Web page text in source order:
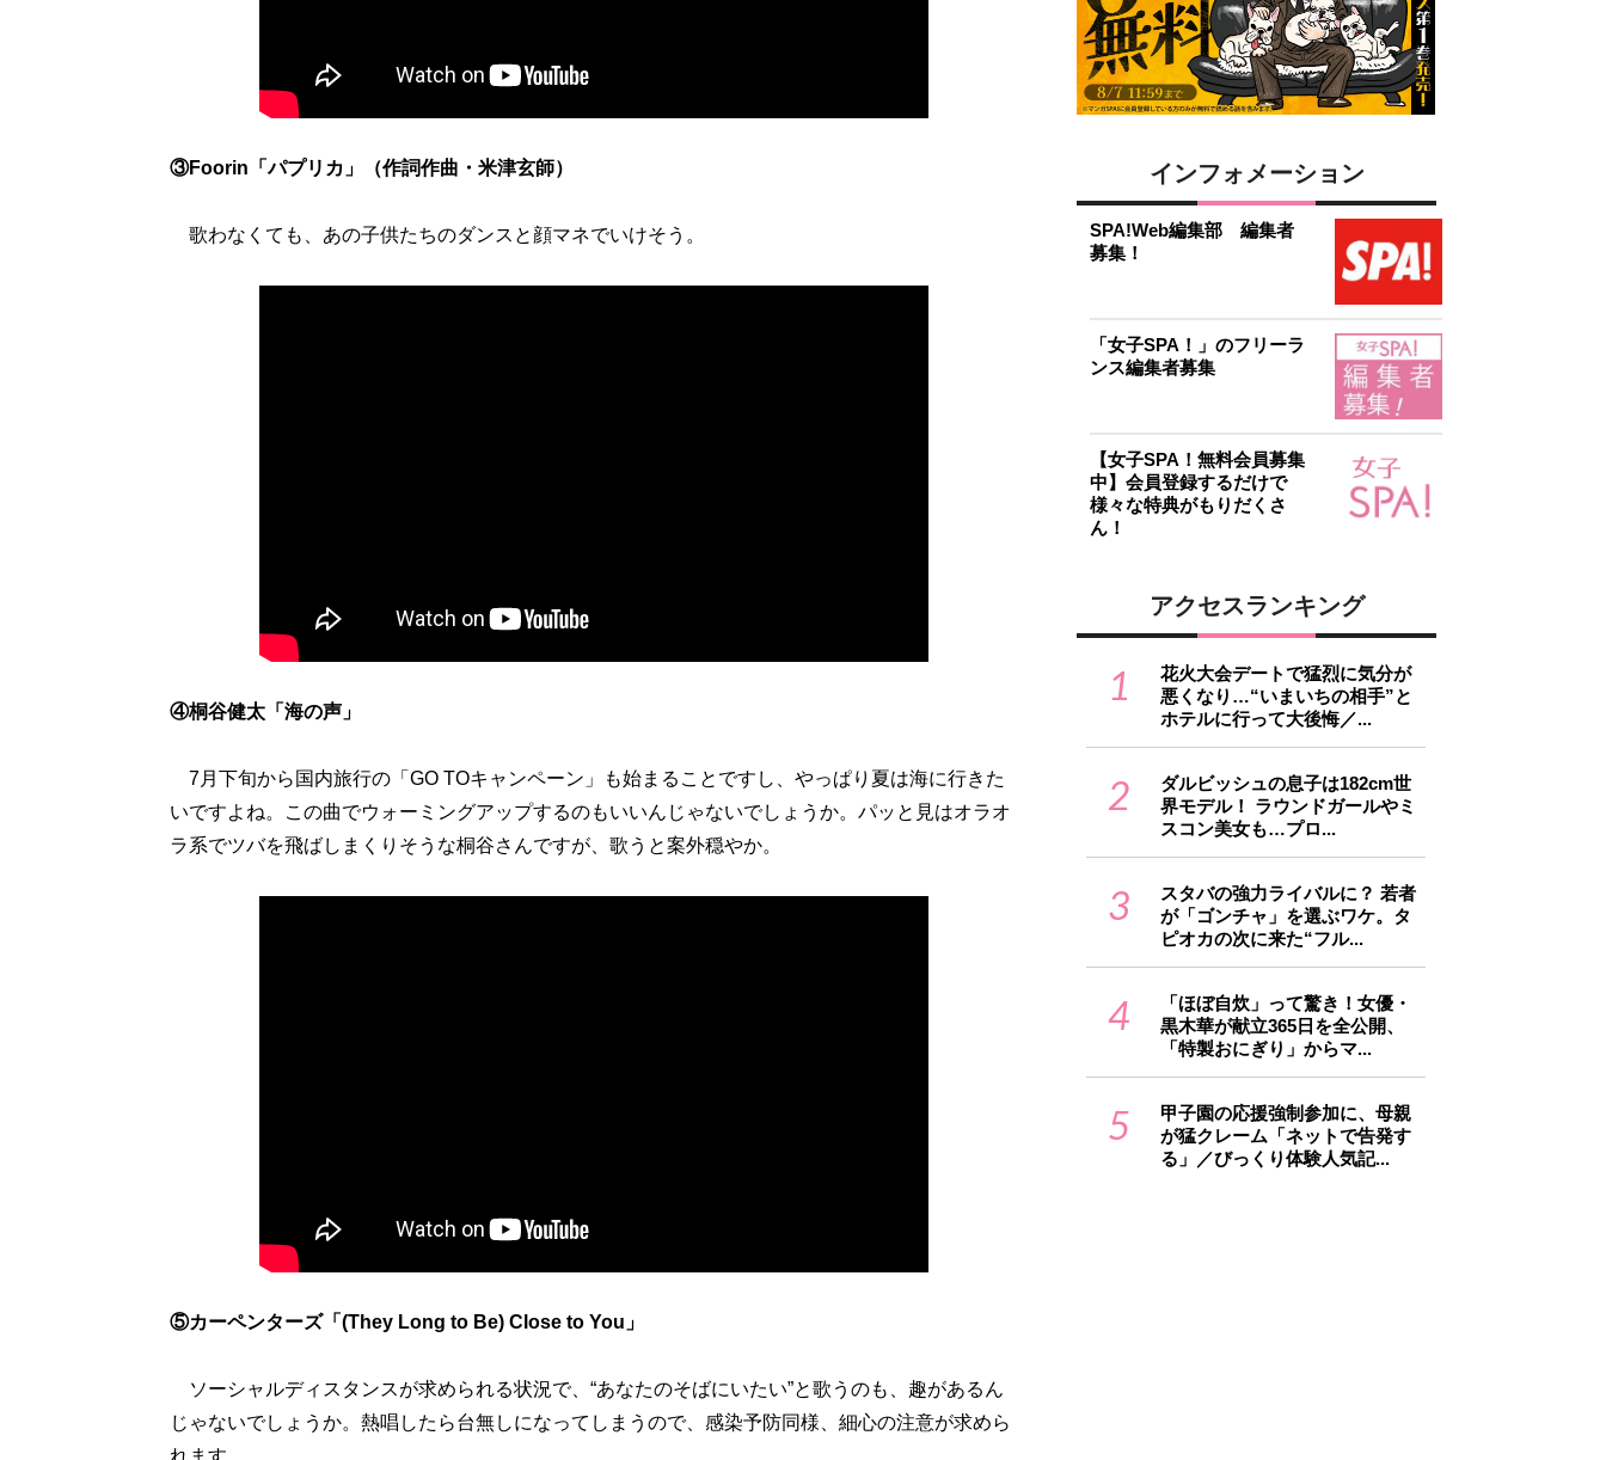
③Foorin「パプリカ」（作詞作曲・米津玄師）
歌わなくても、あの子供たちのダンスと顔マネでいけそう。
④桐谷健太「海の声」
7月下旬から国内旅行の「GO TOキャンペーン」も始まることですし、やっぱり夏は海に行きた
いですよね。この曲でウォーミングアップするのもいいんじゃないでしょうか。パッと見はオラオ
ラ系でツバを飛ばしまくりそうな桐谷さんですが、歌うと案外穏やか。
⑤カーペンターズ「(They Long to Be) Close to You」
ソーシャルディスタンスが求められる状況で、“あなたのそばにいたい”と歌うのも、趣があるん
じゃないでしょうか。熱唱したら台無しになってしまうので、感染予防同様、細心の注意が求めら
れます。
インフォメーション
SPA!Web編集部 編集者
募集！
「女子SPA！」のフリーラ
ンス編集者募集
【女子SPA！無料会員募集
中】会員登録するだけで
様々な特典がもりだくさ
ん！
アクセスランキング
1
花火大会デートで猛烈に気分が
悪くなり…“いまいちの相手”と
ホテルに行って大後悔／...
2
ダルビッシュの息子は182cm世
界モデル！ ラウンドガールやミ
スコン美女も…プロ...
3
スタバの強力ライバルに？ 若者
が「ゴンチャ」を選ぶワケ。タ
ピオカの次に来た“フル...
4
「ほぼ自炊」って驚き！女優・
黒木華が献立365日を全公開、
「特製おにぎり」からマ...
5
甲子園の応援強制参加に、母親
が猛クレーム「ネットで告発す
る」／びっくり体験人気記...